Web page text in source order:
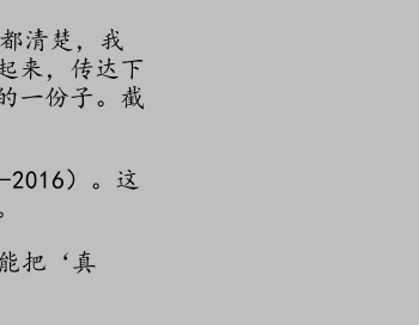
清楚，我
来，传达下
一份子。截
）。这
把‘真